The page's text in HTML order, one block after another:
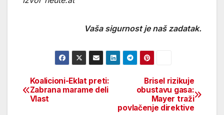
Vaša sigurnost je naš zadatak.
BeitragsnavigationBrisel rizikuje
obustavu gasa:
Mayer traži
povlačenje direktive
Koalicioni-Eklat preti:
Zabrana marame deli
Vlast